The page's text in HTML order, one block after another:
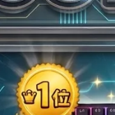
われやすい